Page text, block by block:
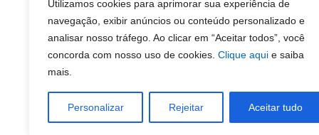
Utilizamos cookies para aprimorar sua experiência de
navegação, exibir anúncios ou conteúdo personalizado e
analisar nosso tráfego. Ao clicar em “Aceitar todos”, você
concorda com nosso uso de cookies. Clique aqui e saiba
mais.
Personalizar Rejeitar Aceitar tudo